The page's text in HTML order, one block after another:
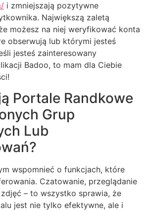
i zmniejszają pozytywne
Największą zaletą
możesz na niej weryfikować konta
obserwują lub którymi jesteś
jesteś zainteresowany
Badoo, to mam dla Ciebie
Portale Randkowe
Grup
Lub
wspomnieć o funkcjach, które
Czatowanie, przeglądanie
– to wszystko sprawia, że
jest nie tylko efektywne, ale i